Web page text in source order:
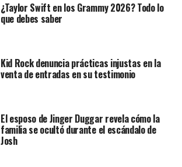
¿Taylor Swift en los Grammy 2026? Todo lo
que debes saber
Kid Rock denuncia prácticas injustas en la
venta de entradas en su testimonio
El esposo de Jinger Duggar revela cómo la
familia se ocultó durante el escándalo de
Josh